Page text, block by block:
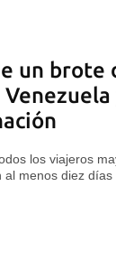
un brote
los viajeros
menos diez días